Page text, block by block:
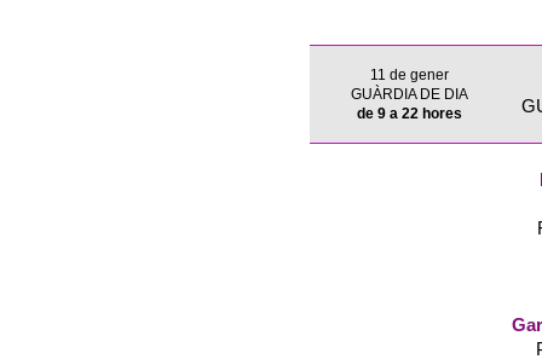
11 de gener
GUÀRDIA DE DIA
de 9 a 22 hores